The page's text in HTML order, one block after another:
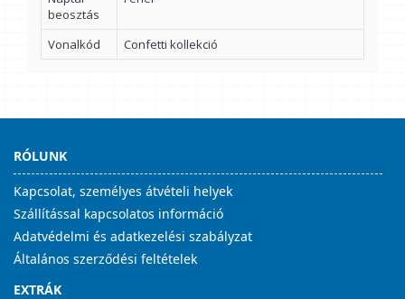
beosztás
Vonalkód Confetti kollekció
RÓLUNK
Kapcsolat, személyes átvételi helyek
Szállítással kapcsolatos információ
Adatvédelmi és adatkezelési szabályzat
Általános szerződési feltételek
EXTRÁK